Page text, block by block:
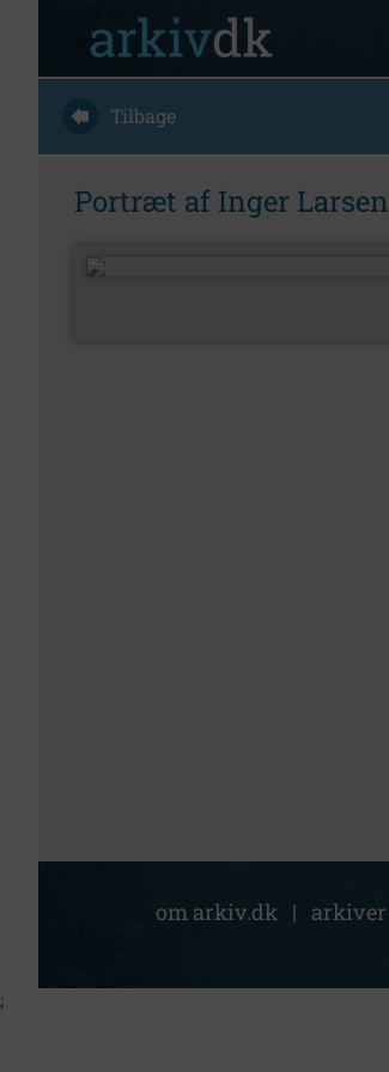
Tilbage
Portræt af Inger Larsen
om arkiv.dk | arkiver
;